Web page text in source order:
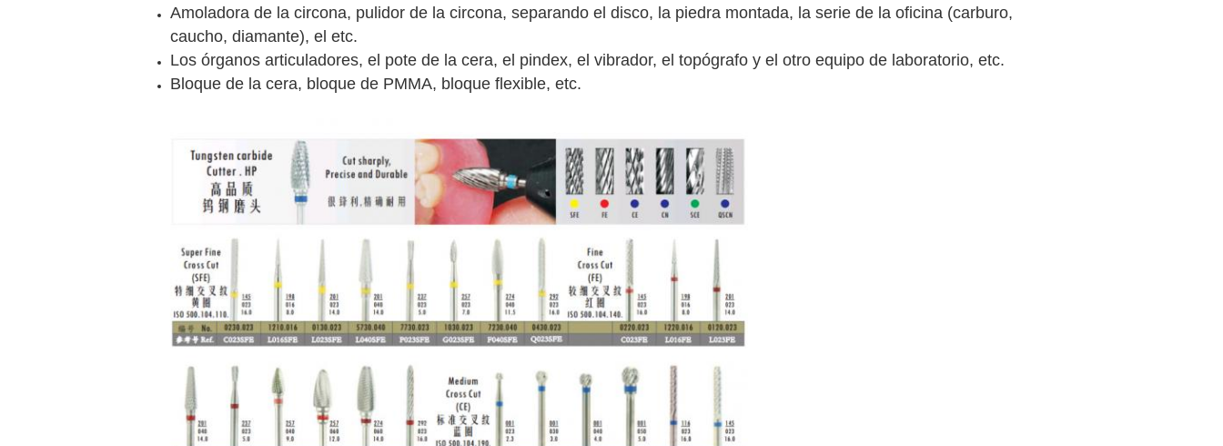
Amoladora de la circona, pulidor de la circona, separando el disco, la piedra montada, la serie de la oficina (carburo,
caucho, diamante), el etc.
Los órganos articuladores, el pote de la cera, el pindex, el vibrador, el topógrafo y el otro equipo de laboratorio, etc.
Bloque de la cera, bloque de PMMA, bloque flexible, etc.